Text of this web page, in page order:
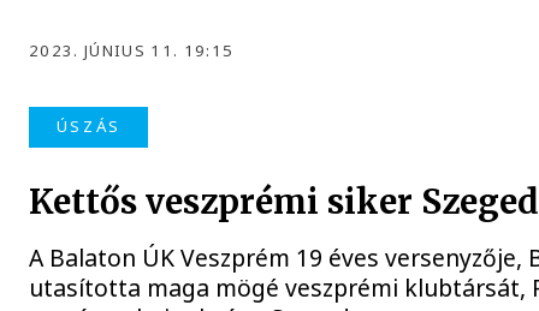
2023. JÚNIUS 11. 19:15
ÚSZÁS
Kettős veszprémi siker
A Balaton ÚK Veszprém 19 éves
utasította maga mögé veszprémi klubtársát,